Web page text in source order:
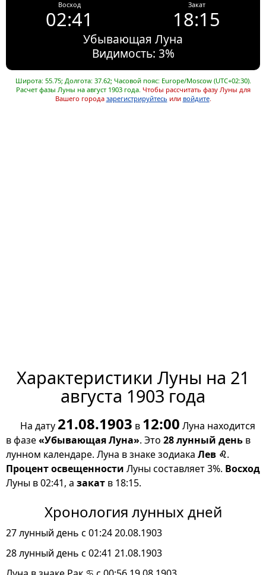
Восход
02:41
Закат
18:15
Убывающая Луна
Видимость: 3%
Широта: 55.75; Долгота: 37.62; Часовой пояс: Europe/Moscow (UTC+02:30).
Расчет фазы Луны на август 1903 года. Чтобы рассчитать фазу Луны для
Вашего города зарегистрируйтесь или войдите.
Характеристики Луны на 21
августа 1903 года
На дату 21.08.1903 в 12:00 Луна находится
в фазе«Убывающая Луна». Это 28 лунный день в
лунном календаре. Луна в знаке зодиака Лев ♌.
Процент освещенности Луны составляет 3%. Восход
Луны в 02:41, а закат в 18:15.
Хронология лунных дней
27 лунный день с 01:24 20.08.1903
28 лунный день с 02:41 21.08.1903